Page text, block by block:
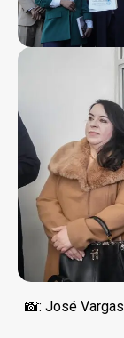
📸: José Vargas